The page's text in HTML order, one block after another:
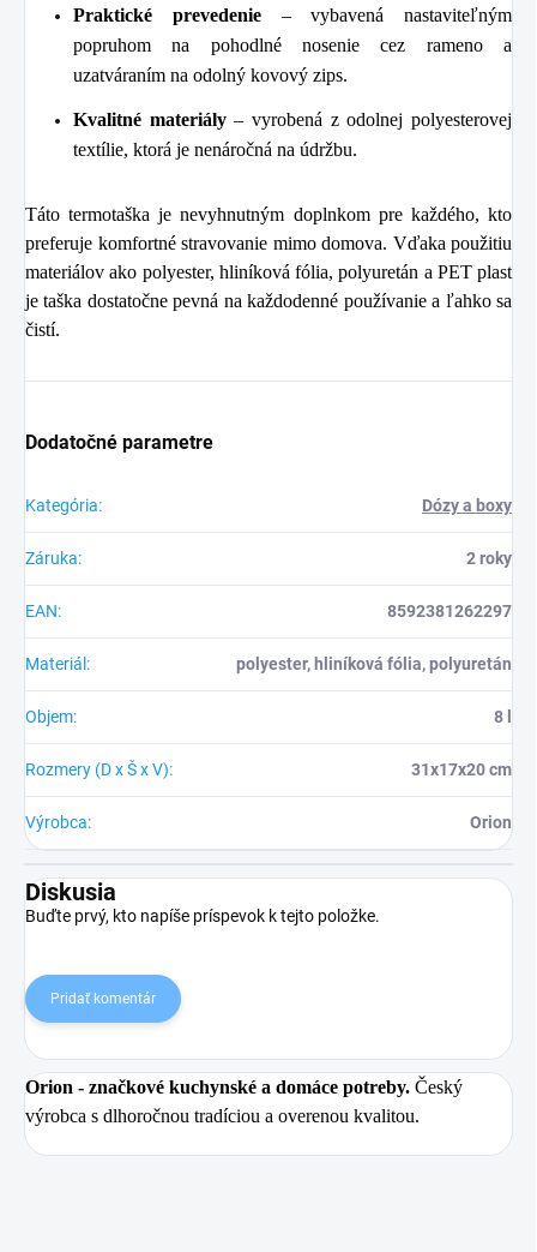
Praktické prevedenie– vybavená nastaviteľným
popruhom na pohodlné nosenie cez rameno a
uzatváraním na odolný kovový zips.
Kvalitné materiály– vyrobená z odolnej polyesterovej
textílie, ktorá je nenáročná na údržbu.
Táto termotaška je nevyhnutným doplnkom pre každého, kto
preferuje komfortné stravovanie mimo domova. Vďaka použitiu
materiálov ako polyester, hliníková fólia, polyuretán a PET plast
je taška dostatočne pevná na každodenné používanie a ľahko sa
čistí.
Dodatočné parametre
Kategória: Dózy a boxy
Záruka: 2 roky
EAN: 8592381262297
Materiál : polyester, hliníková fólia, polyuretán
Objem: 8 l
Rozmery (D x Š x V): 31x17x20 cm
Výrobca: Orion
Diskusia
Buďte prvý, kto napíše príspevok k tejto položke.
Pridať komentár
Orion - značkové kuchynské a domáce potreby. Český
výrobca s dlhoročnou tradíciou a overenou kvalitou.